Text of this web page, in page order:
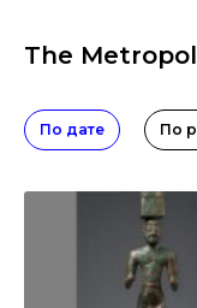
The
По дате По